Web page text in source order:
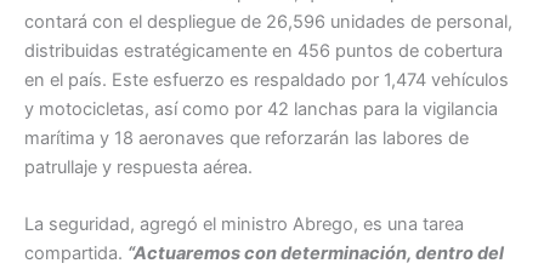
contará con el despliegue de 26,596 unidades de personal,
distribuidas estratégicamente en 456 puntos de cobertura
en el país. Este esfuerzo es respaldado por 1,474 vehículos
y motocicletas, así como por 42 lanchas para la vigilancia
marítima y 18 aeronaves que reforzarán las labores de
patrullaje y respuesta aérea.
La seguridad, agregó el ministro Abrego, es una tarea
compartida. “Actuaremos con determinación, dentro del